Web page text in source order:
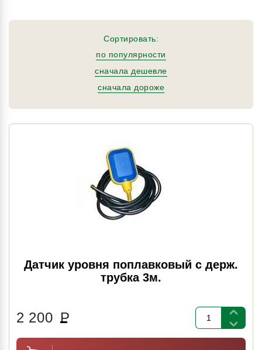
Сортировать:
по популярности
сначала дешевле
сначала дороже
Датчик уровня поплавковый с держ.
трубка 3м.
2 200 Р